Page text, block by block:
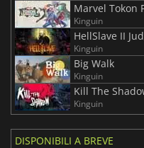
Marvel Tokon
Kinguin
HellSlave II
Kinguin
Big Walk
Kinguin
Kill The
Kinguin
DISPONIBILI A BREVE